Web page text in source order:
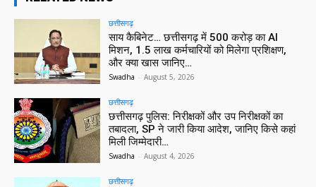
छत्तीसगढ़
साय कैबिनेट… छत्तीसगढ़ में 500 करोड़ का AI
मिशन, 1.5 लाख कर्मचारियों को मिलेगा प्रशिक्षण,
और क्या खास जानिए…
Swadha - August 5, 2026
छत्तीसगढ़
छत्तीसगढ़ पुलिस: निरीक्षकों और उप निरीक्षकों का
तबादला, SP ने जारी किया आदेश, जानिए किसे कहां
मिली जिम्मेदारी…
Swadha - August 4, 2026
छत्तीसगढ़